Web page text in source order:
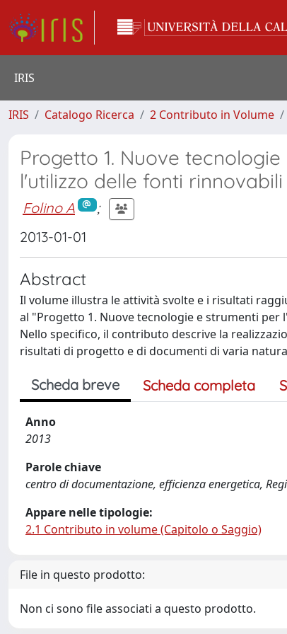
IRIS
IRIS Catalogo Ricerca 2 Contributo in Volume
Progetto 1. Nuove
l'utilizzo delle fonti
Folino A
;
2013-01-01
Abstract
Il volume illustra le attività svolte e i risultati
al "Progetto 1. Nuove tecnologie e strumenti
Nello specifico, il contributo descrive la
risultati di progetto e di documenti di varia
Scheda breve Scheda completa
Anno
2013
Parole chiave
centro di documentazione, efficienza energetica,
Appare nelle tipologie:
2.1 Contributo in volume (Capitolo o Saggio)
File in questo prodotto:
Non ci sono file associati a questo prodotto.